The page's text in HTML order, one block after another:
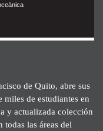
de Quito, abre sus
de estudiantes en
y actualizada colección
las áreas del